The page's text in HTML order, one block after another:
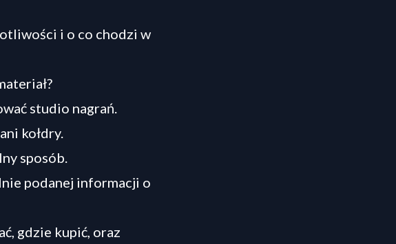
i o co chodzi w
studio nagrań.
kołdry.
sposób.
podanej informacji o
gdzie kupić, oraz